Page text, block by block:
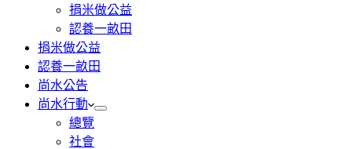
捐米做公益
認養一畝田
捐米做公益
認養一畝田
尚水公告
尚水行動
總覽
社會